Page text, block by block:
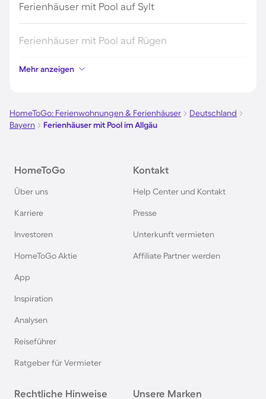
Ferienhäuser mit Pool auf Sylt
Ferienhäuser mit Pool auf Rügen
Ferienhäuser mit Pool am Gardasee
Ferienhäuser mit Pool an der Nordsee
Ferienhäuser mit Pool auf Fehmarn
Ferienhäuser mit Pool in Österreich
Ferienhäuser mit Pool in Norddeich
Ferienhäuser mit Pool am Comer See
Mehr anzeigen
HomeToGo: Ferienwohnungen & Ferienhäuser
Deutschland
Bayern
Ferienhäuser mit Pool im Allgäu
HomeToGo
Über uns
Karriere
Investoren
HomeToGo Aktie
App
Inspiration
Analysen
Reiseführer
Ratgeber für Vermieter
Kontakt
Help Center und Kontakt
Presse
Unterkunft vermieten
Affiliate Partner werden
Rechtliche Hinweise Unsere Marken